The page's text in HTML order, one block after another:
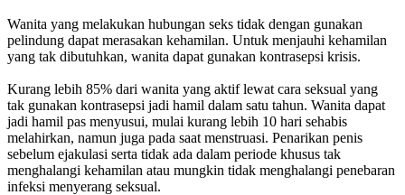
Wanita yang melakukan hubungan seks tidak dengan gunakan
pelindung dapat merasakan kehamilan. Untuk menjauhi kehamilan
yang tak dibutuhkan, wanita dapat gunakan kontrasepsi krisis.
Kurang lebih 85% dari wanita yang aktif lewat cara seksual yang
tak gunakan kontrasepsi jadi hamil dalam satu tahun. Wanita dapat
jadi hamil pas menyusui, mulai kurang lebih 10 hari sehabis
melahirkan, namun juga pada saat menstruasi. Penarikan penis
sebelum ejakulasi serta tidak ada dalam periode khusus tak
menghalangi kehamilan atau mungkin tidak menghalangi penebaran
infeksi menyerang seksual.